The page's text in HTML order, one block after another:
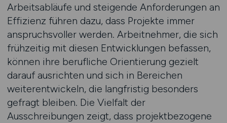
Arbeitsabläufe und steigende Anforderungen an
Effizienz führen dazu, dass Projekte immer
anspruchsvoller werden. Arbeitnehmer, die sich
frühzeitig mit diesen Entwicklungen befassen,
können ihre berufliche Orientierung gezielt
darauf ausrichten und sich in Bereichen
weiterentwickeln, die langfristig besonders
gefragt bleiben. Die Vielfalt der
Ausschreibungen zeigt, dass projektbezogene